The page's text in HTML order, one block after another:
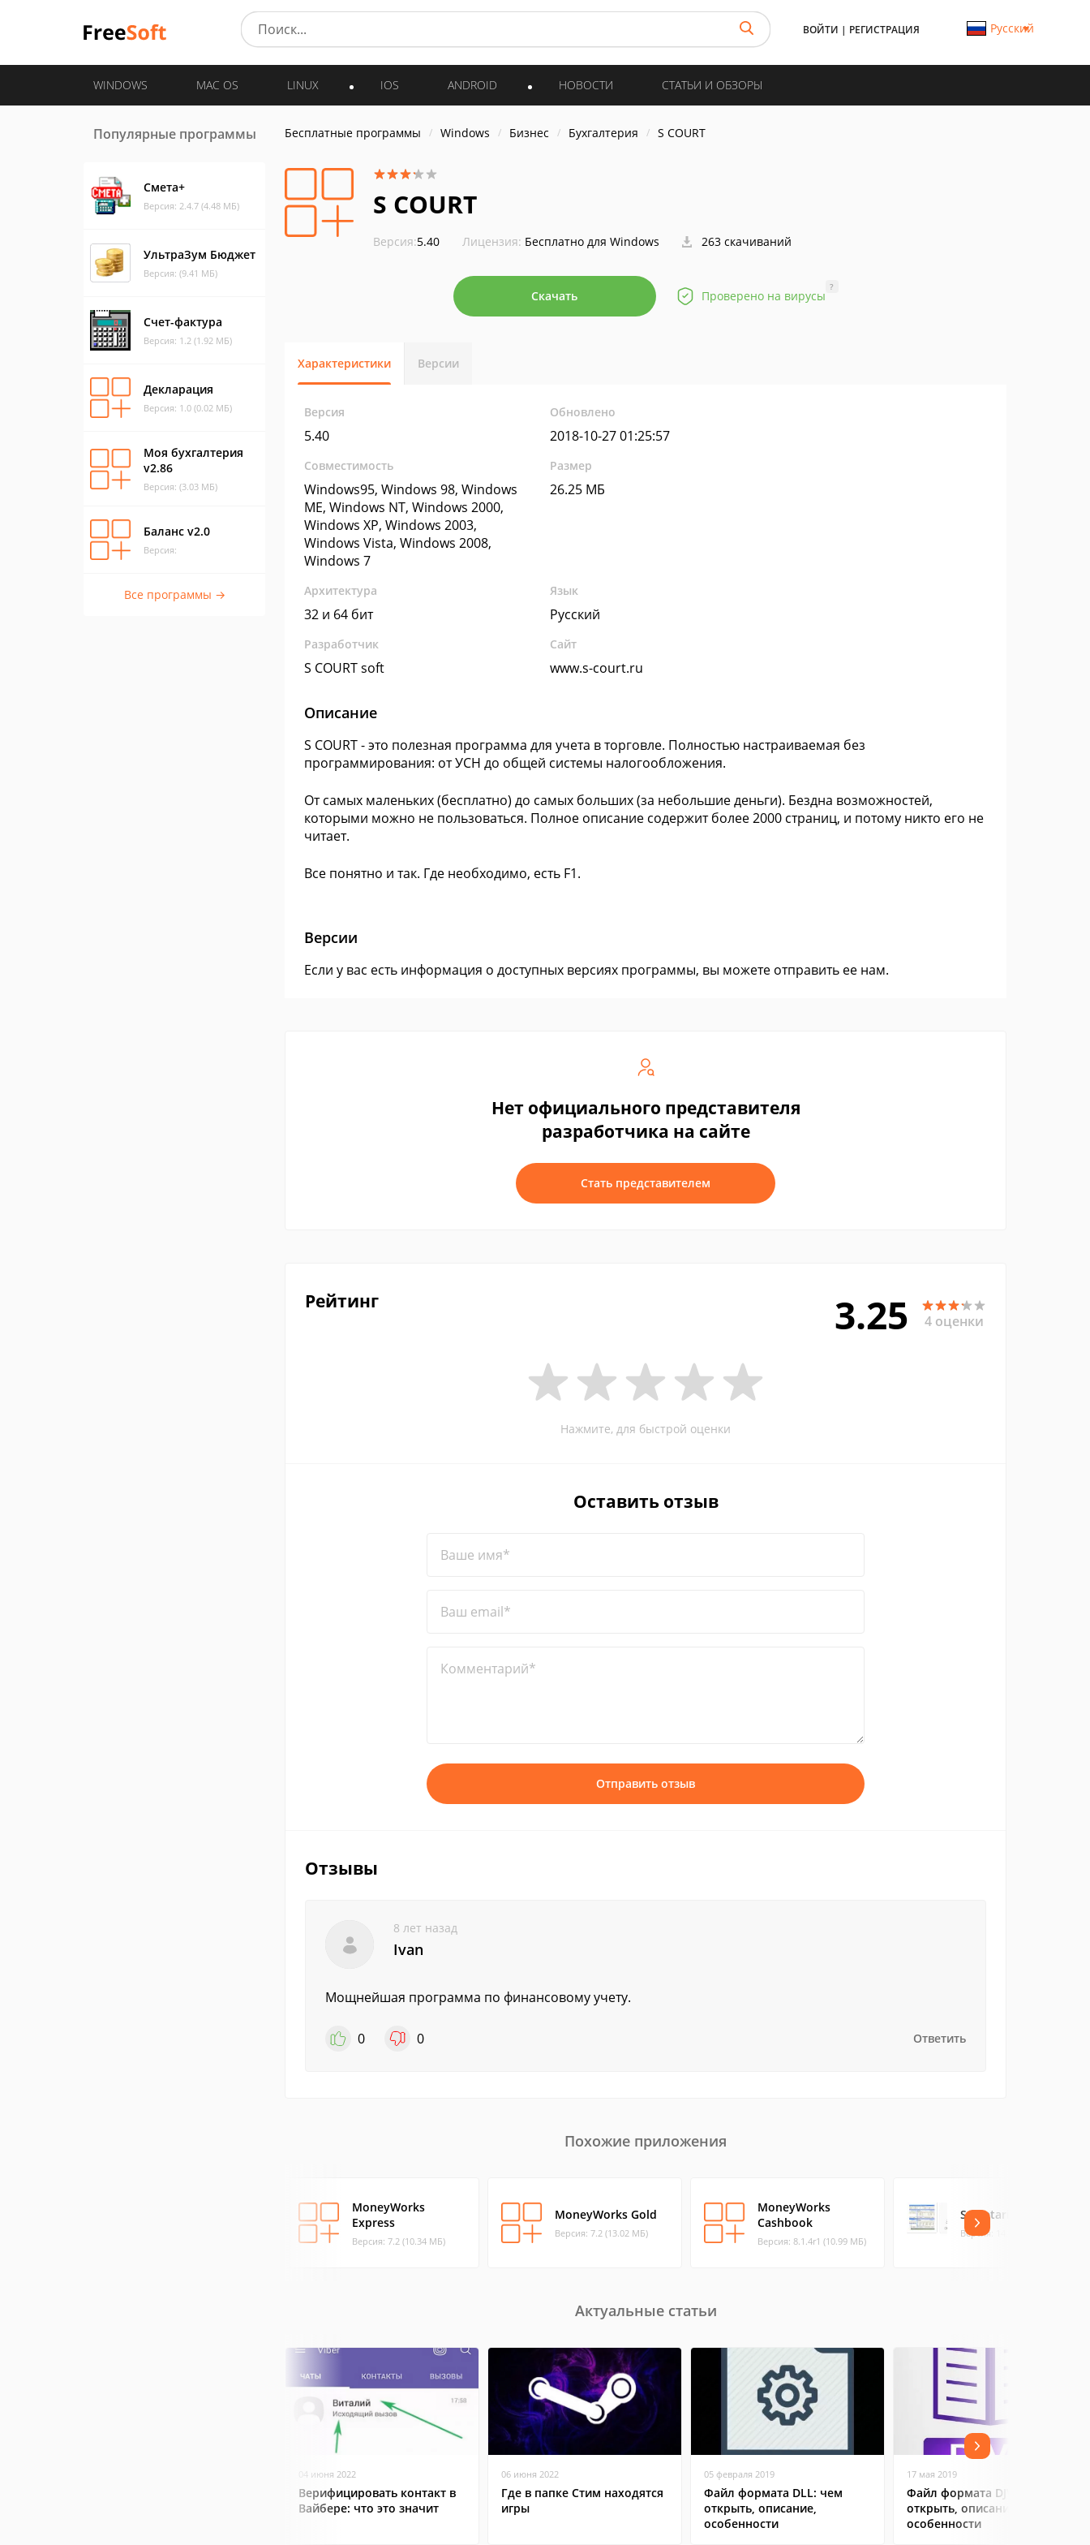
ВОЙТИ | РЕГИСТРАЦИЯ Русский
WINDOWS MAC OS LINUX IOS ANDROID НОВОСТИ СТАТЬИ И ОБЗОРЫ
Популярные программы
Смета+
Версия: 2.4.7 (4.48 МБ)
УльтраЗум Бюджет
Версия: (9.41 МБ)
Счет-фактура
Версия: 1.2 (1.92 МБ)
Декларация
Версия: 1.0 (0.02 МБ)
Моя бухгалтерия
v2.86
Версия: (3.03 МБ)
Баланс v2.0
Версия:
Все программы →
Бесплатные программы Windows Бизнес Бухгалтерия S COURT
S COURT
Версия:5.40 Лицензия: Бесплатно для Windows 263 скачиваний
Скачать Проверено на вирусы
?
Характеристики Версии
Версия
5.40
Обновлено
2018-10-27 01:25:57
Совместимость
Windows95, Windows 98, Windows
ME, Windows NT, Windows 2000,
Windows XP, Windows 2003,
Windows Vista, Windows 2008,
Windows 7
Размер
26.25 МБ
Архитектура
32 и 64 бит
Язык
Русский
Разработчик
S COURT soft
Сайт
www.s-court.ru
Описание
S COURT - это полезная программа для учета в торговле. Полностью настраиваемая без
программирования: от УСН до общей системы налогообложения.
От самых маленьких (бесплатно) до самых больших (за небольшие деньги). Бездна возможностей,
которыми можно не пользоваться. Полное описание содержит более 2000 страниц, и потому никто его не
читает.
Все понятно и так. Где необходимо, есть F1.
Версии
Если у вас есть информация о доступных версиях программы, вы можете отправить ее нам.
Нет официального представителя
разработчика на сайте
Стать представителем
Рейтинг 3.25 4 оценки
Нажмите, для быстрой оценки
Оставить отзыв
Ваше имя*
Ваш email*
Комментарий*
Отправить отзыв
Отзывы
8 лет назад
Ivan
Мощнейшая программа по финансовому учету.
0 0 Ответить
Похожие приложения
MoneyWorks
Express
Версия: 7.2 (10.34 МБ)
MoneyWorks Gold
Версия: 7.2 (13.02 МБ)
MoneyWorks
Cashbook
Версия: 8.1.4r1 (10.99 МБ)
Secretariat
Версия: 14.0.123 (3.8 МБ)
Актуальные статьи
04 июня 2022
Верифицировать контакт в
Вайбере: что это значит
06 июня 2022
Где в папке Стим находятся
игры
05 февраля 2019
Файл формата DLL: чем
открыть, описание,
особенности
17 мая 2019
Файл формата DJVu: чем
открыть, описание,
особенности